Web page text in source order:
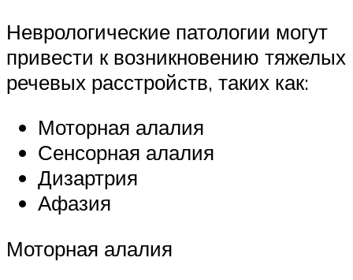
Неврологические патологии могут
привести к возникновению тяжелых
речевых расстройств, таких как:
Моторная алалия
Сенсорная алалия
Дизартрия
Афазия
Моторная алалия